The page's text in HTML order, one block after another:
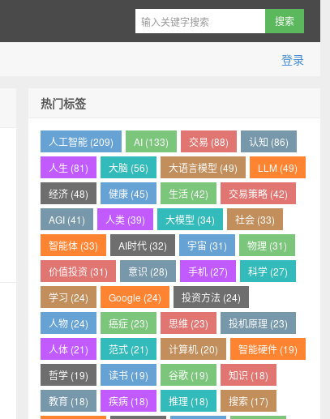
登录
热门标签
人工智能 (209) AI (133) 交易 (88)
认知 (86)
人生 (81)
大脑 (56) 大语言模型 (49)
LLM (49)
经济 (48)
健康 (45) 生活 (42)
交易策略 (42)
AGI (41)
人类 (39) 大模型 (34)
社会 (33)
智能体 (33)
AI时代 (32) 宇宙 (31)
物理 (31)
价值投资 (31)
意识 (28) 手机 (27)
科学 (27)
学习 (24)
Google (24)
投资方法 (24)
人物 (24)
癌症 (23) 思维 (23)
投机原理 (23)
人体 (21)
范式 (21) 计算机 (20)
智能硬件 (19)
哲学 (19)
读书 (19) 谷歌 (19)
知识 (18)
教育 (18)
疾病 (18) 推理 (18)
搜索 (17)